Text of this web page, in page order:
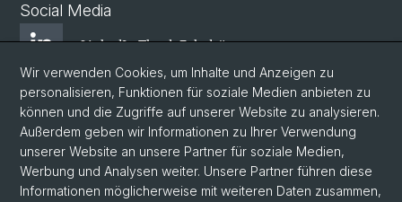
Social Media
LinkedIn Theol. Fakultät
Instagram Theol. Fakultät
Zentr. Jüd. Studien
Wir verwenden Cookies, um Inhalte und Anzeigen zu
personalisieren, Funktionen für soziale Medien anbieten zu
können und die Zugriffe auf unserer Website zu analysieren.
Außerdem geben wir Informationen zu Ihrer Verwendung
unserer Website an unsere Partner für soziale Medien,
Werbung und Analysen weiter. Unsere Partner führen diese
Informationen möglicherweise mit weiteren Daten zusammen,